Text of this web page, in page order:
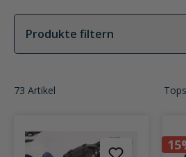
Produkte filtern
73 Artikel